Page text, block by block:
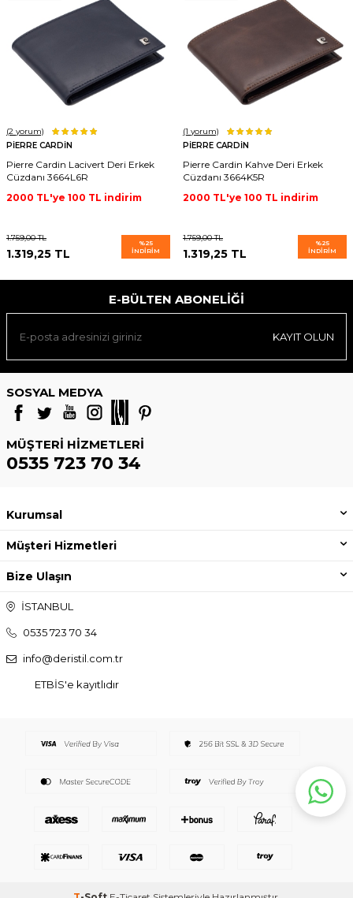
(2 yorum)
PIERRE CARDIN
Pierre Cardin Lacivert Deri Erkek
Cüzdanı 3664L6R
2000 TL'ye 100 TL indirim
1.759,00TL
1.319,25 TL
%25
İNDIRIM
(1 yorum)
PIERRE CARDIN
Pierre Cardin Kahve Deri Erkek
Cüzdanı 3664K5R
2000 TL'ye 100 TL indirim
1.759,00TL
1.319,25 TL
%25
İNDIRIM
E-BÜLTEN ABONELIĞI
KAYIT OLUN
SOSYAL MEDYA
MÜŞTERI HIZMETLERI
0535 723 70 34
Kurumsal
Müşteri Hizmetleri
Bize Ulaşın
İSTANBUL
0535 723 70 34
info@deristil.com.tr
ETBİS'e kayıtlıdır